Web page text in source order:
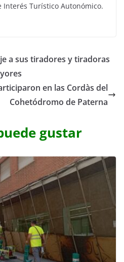
Interés Turístico Autonómico.
a sus tiradores y tiradoras
en las Cordàs del
Cohetódromo de Paterna
gustar